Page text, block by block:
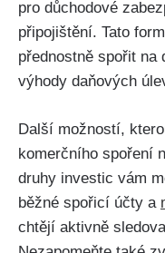
pro důchodové
připojištění. Tato
přednostně spořit na
výhody daňových
Další možností,
komerčního spoření
druhy investic vám
běžné spořicí účty a
chtějí aktivně